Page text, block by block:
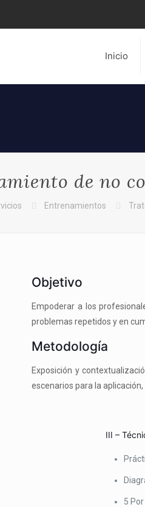
Inicio
de no
Entrenamientos
Objetivo
Empoderar a los
problemas repetidos y en
Metodología
Exposición y
escenarios para la
III –
5